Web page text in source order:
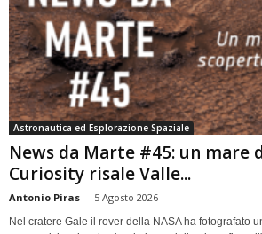
Astronautica ed Esplorazione Spaziale
News da Marte #45: un mare
Curiosity risale Valle...
Antonio Piras - 5 Agosto 2026
Nel cratere Gale il rover della NASA ha fotografato